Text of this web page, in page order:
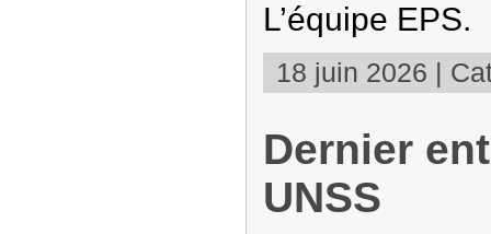
L’équipe EPS.
18 juin 2026 |
Dernier
UNSS